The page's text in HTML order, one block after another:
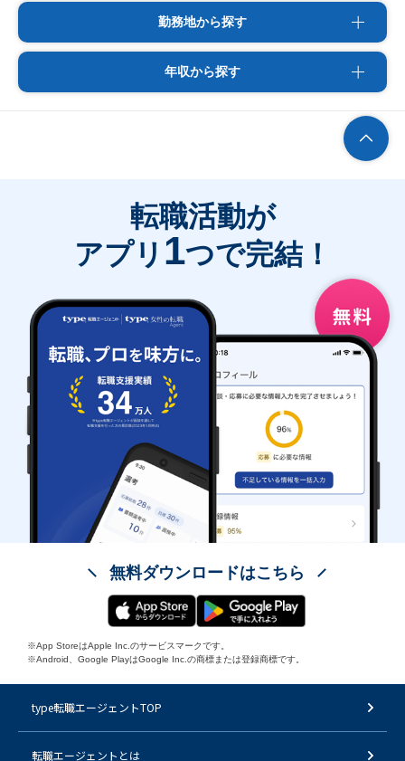
勤務地から探す
年収から探す
転職活動が
アプリ 1つで完結！
無料ダウンロードはこちら
※App StoreはApple Inc.のサービスマークです。
※Android、Google PlayはGoogle Inc.の商標または登録商標です。
type転職エージェントTOP
転職エージェントとは